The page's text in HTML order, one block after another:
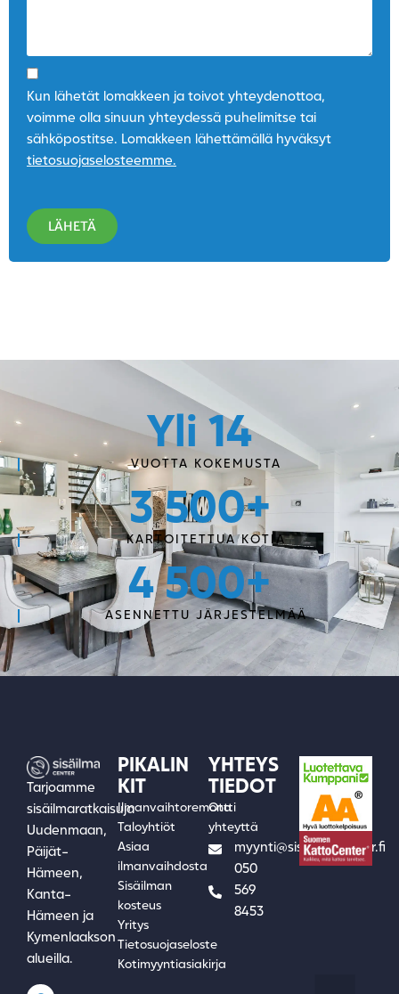
Kun lähetät lomakkeen ja toivot yhteydenottoa,
voimme olla sinuun yhteydessä puhelimitse tai
sähköpostitse. Lomakkeen lähettämällä hyväksyt
tietosuojaselosteemme.
LÄHETÄ
Yli 14
VUOTTA KOKEMUSTA
3 500+
KARTOITETTUA KOTIA
4 500+
ASENNETTU JÄRJESTELMÄÄ
Tarjoamme
sisäilmaratkaisuja
Uudenmaan,
Päijät-
Hämeen,
Kanta-
Hämeen ja
Kymenlaakson
alueilla.
PIKALIN
KIT
Ilmanvaihtoremontti
Taloyhtiöt
Asiaa
ilmanvaihdosta
Sisäilman
kosteus
Yritys
Tietosuojaseloste
Kotimyyntiasiakirja
YHTEYS
TIEDOT
Ota
yhteyttä
myynti@sisailmacenter.fi
050
569
8453